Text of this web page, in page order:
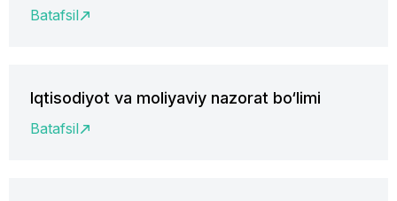
Batafsil
Iqtisodiyot va moliyaviy nazorat bo‘limi
Batafsil